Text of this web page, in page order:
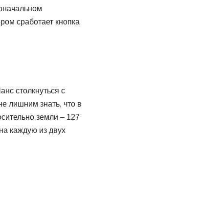
сработает кнопка
столкнуться с
лишним знать, что в
земли – 127
каждую из двух